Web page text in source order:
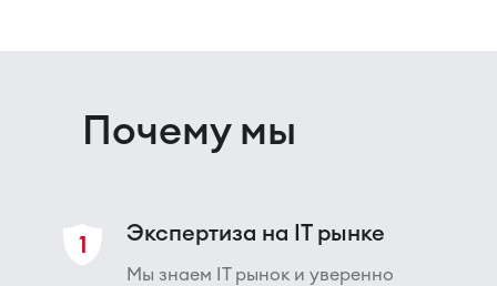
Почему мы
Экспертиза на IT рынке
Мы знаем IT рынок и уверенно
1